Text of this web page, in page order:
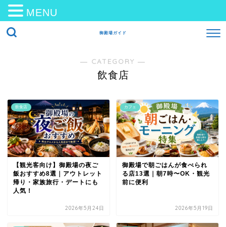
御殿場ガイド
― CATEGORY ―
飲食店
飲食店
【観光客向け】御殿場の夜ご
飯おすすめ8選｜アウトレット
帰り・家族旅行・デートにも
人気！
2026年5月24日
カフェ
御殿場で朝ごはんが食べられ
る店13選｜朝7時〜OK・観光
前に便利
2026年5月19日
MENU